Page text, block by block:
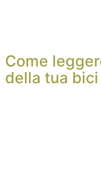
Come
della tua